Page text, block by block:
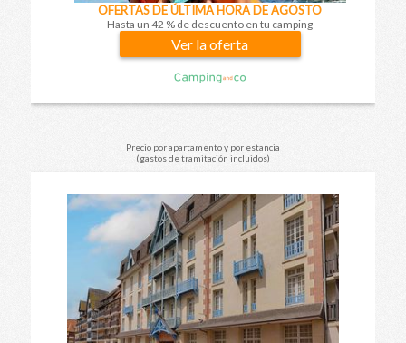
OFERTAS DE ÚLTIMA HORA DE AGOSTO
Hasta un 42 % de descuento en tu camping
Ver la oferta
Precio por apartamento y por estancia
(gastos de tramitación incluidos)